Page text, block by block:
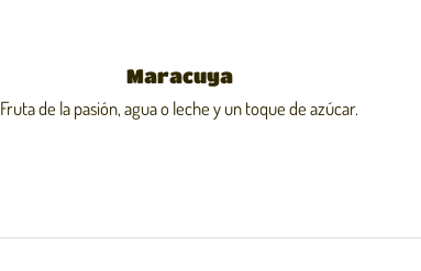
Maracuya
Fruta de la pasión, agua o leche y un toque de azúcar.